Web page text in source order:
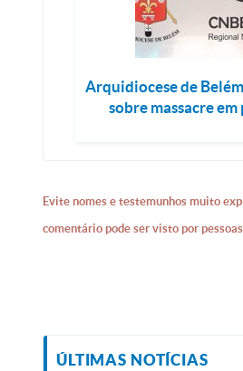
Arquidiocese de
sobre massacre
Evite nomes e testemunhos muito
comentário pode ser visto por
ÚLTIMAS NOTÍCIAS